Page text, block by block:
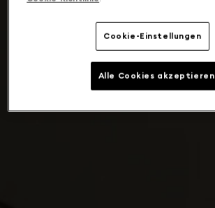
Cookie-Einstellungen
Alle Cookies akzeptieren